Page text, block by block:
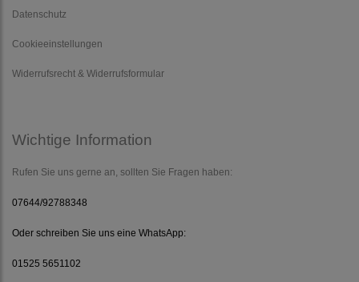
Datenschutz
Cookieeinstellungen
Widerrufsrecht & Widerrufsformular
Wichtige Information
Rufen Sie uns gerne an, sollten Sie Fragen haben:
07644/92788348
Oder schreiben Sie uns eine WhatsApp:
01525 5651102